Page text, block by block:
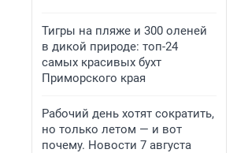
Тигры на пляже и 300 оленей
в дикой природе: топ-24
самых красивых бухт
Приморского края
Рабочий день хотят сократить,
но только летом — и вот
почему. Новости 7 августа